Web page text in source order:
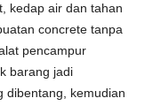
kedap air dan tahan
concrete tanpa
pencampur
barang jadi
dibentang, kemudian